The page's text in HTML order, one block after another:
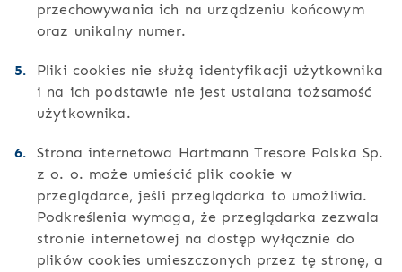
przechowywania ich na urządzeniu końcowym
oraz unikalny numer.
Pliki cookies nie służą identyfikacji użytkownika
i na ich podstawie nie jest ustalana tożsamość
użytkownika.
Strona internetowa Hartmann Tresore Polska Sp.
z o. o. może umieścić plik cookie w
przeglądarce, jeśli przeglądarka to umożliwia.
Podkreślenia wymaga, że przeglądarka zezwala
stronie internetowej na dostęp wyłącznie do
plików cookies umieszczonych przez tę stronę, a